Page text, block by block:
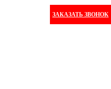
ЗАКАЗАТЬ ЗВОНОК